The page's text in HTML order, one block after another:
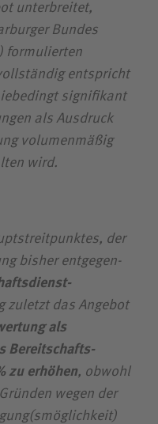
unterbreitet,
Bundes
formulierten
entspricht
signifikant
als Ausdruck
volumenmäßig
wird.
der
bisher entgegen­
zuletzt das Angebot
als
Bereitschafts­
zu erhöhen, obwohl
wegen der